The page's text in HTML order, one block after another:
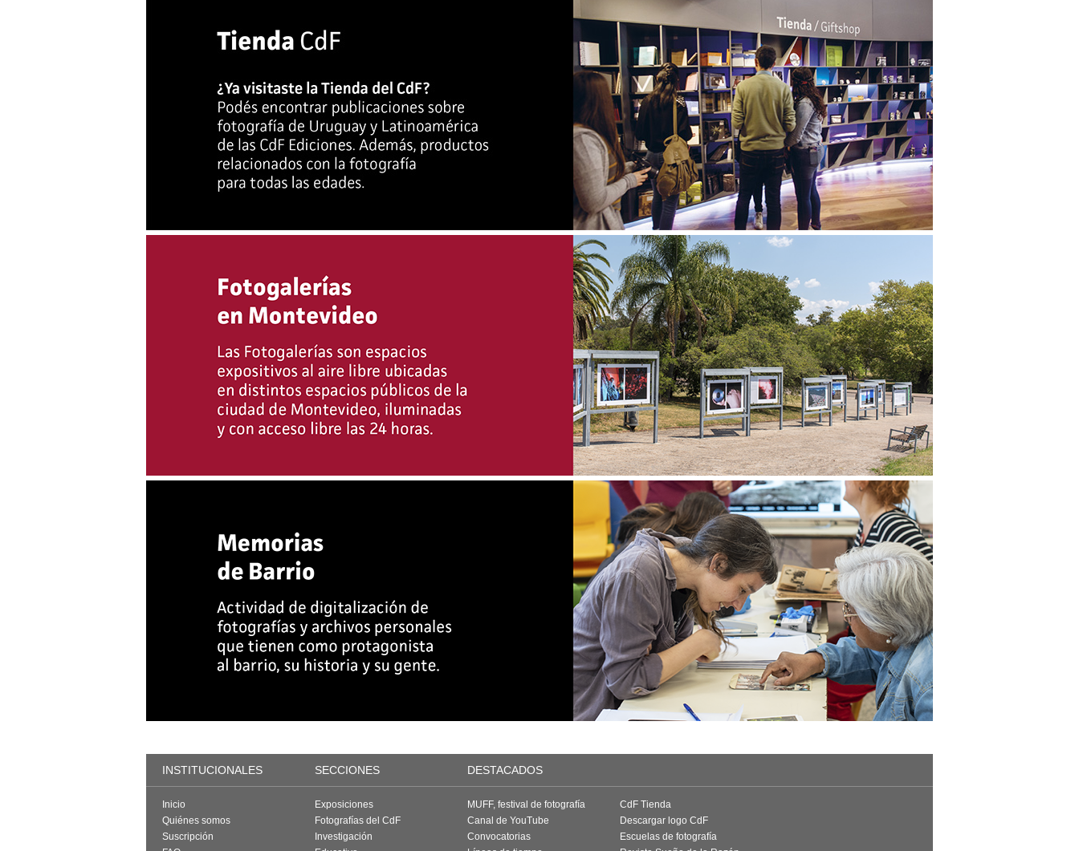
INSTITUCIONALES SECCIONES DESTACADOS
Inicio
Quiénes somos
Suscripción
Exposiciones
Fotografías del CdF
Investigación
MUFF, festival de fotografía
Canal de YouTube
Convocatorias
CdF Tienda
Descargar logo CdF
Escuelas de fotografía